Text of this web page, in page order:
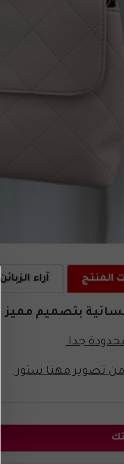
المنتج آراء الزبائن
بتصميم مميز
جدا
تصوير مهنا ستور